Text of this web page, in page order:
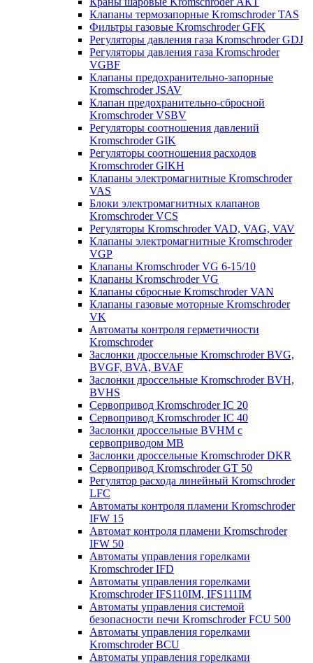
Клапаны термозапорные Kromschroder TAS
Фильтры газовые Kromschroder GFK
Регуляторы давления газа Kromschroder GDJ
Регуляторы давления газа Kromschroder
VGBF
Клапаны предохранительно-запорные
Kromschroder JSAV
Клапан предохранительно-сбросной
Kromschroder VSBV
Регуляторы соотношения давлений
Kromschroder GIK
Регуляторы соотношения расходов
Kromschroder GIKH
Клапаны электромагнитные Kromschroder
VAS
Блоки электромагнитных клапанов
Kromschroder VCS
Регуляторы Kromschroder VAD, VAG, VAV
Клапаны электромагнитные Kromschroder
VGP
Клапаны Kromschroder VG 6-15/10
Клапаны Kromschroder VG
Клапаны сбросные Kromschroder VAN
Клапаны газовые моторные Kromschroder
VK
Автоматы контроля герметичности
Kromschroder
Заслонки дроссельные Kromschroder BVG,
BVGF, BVA, BVAF
Заслонки дроссельные Kromschroder BVH,
BVHS
Сервопривод Kromschroder IC 20
Сервопривод Kromschroder IC 40
Заслонки дроссельные BVHM с
сервоприводом МВ
Заслонки дроссельные Kromschroder DKR
Cервопривод Kromschroder GT 50
Регулятор расхода линейный Kromschroder
LFC
Автоматы контроля пламени Kromschroder
IFW 15
Автомат контроля пламени Kromschroder
IFW 50
Автоматы управления горелками
Kromschroder IFD
Автоматы управления горелками
Kromschroder IFS110IM, IFS111IM
Автоматы управления системой
безопасности печи Kromschroder FCU 500
Автоматы управления горелками
Kromschroder BCU
Автоматы управления горелками